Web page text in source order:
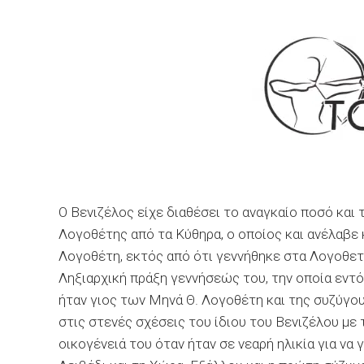
Ο Βενιζέλος είχε διαθέσει το αναγκαίο ποσό
Λογοθέτης από τα Κύθηρα, ο οποίος και
Λογοθέτη, εκτός από ότι γεννήθηκε στα
Ληξιαρχική πράξη γεννήσεώς του, την οποία
ήταν γιος των Μηνά Θ. Λογοθέτη και της
στις στενές σχέσεις του ίδιου του Βενιζέλου
οικογένειά του όταν ήταν σε νεαρή ηλικία για